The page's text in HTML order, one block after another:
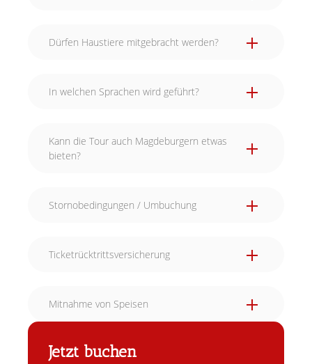
Dürfen Haustiere mitgebracht werden?
In welchen Sprachen wird geführt?
Kann die Tour auch Magdeburgern etwas
bieten?
Stornobedingungen / Umbuchung
Ticketrücktrittsversicherung
Mitnahme von Speisen
Jetzt buchen